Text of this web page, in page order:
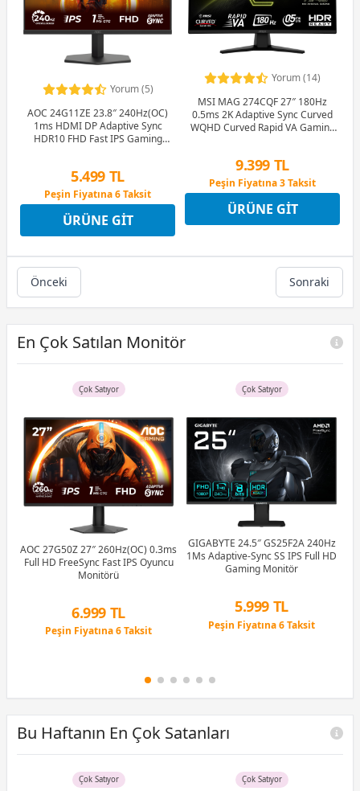
Yorum (5)
AOC 24G11ZE 23.8″ 240Hz(OC)
1ms HDMI DP Adaptive Sync
HDR10 FHD Fast IPS Gaming
5.499 TL
Peşin Fiyatına 6 Taksit
12 Ay x 647 TL taksitle
Peşin Fiyatına 6 Taksit
ÜRÜNE GIT
Yorum (14)
MSI MAG 274CQF 27″ 180Hz
0.5ms 2K Adaptive Sync Curved
WQHD Curved Rapid VA Gaming
9.399 TL
Peşin Fiyatına 3 Taksit
12 Ay x 1.106 TL taksitle
Peşin Fiyatına 3 Taksit
ÜRÜNE GIT
Önceki Sonraki
En Çok Satılan Monitör
Çok Satıyor
AOC 27G50Z 27″ 260Hz(OC) 0.3ms
Full HD FreeSync Fast IPS Oyuncu
Monitörü
6.999 TL
Peşin Fiyatına 6 Taksit
Çok Satıyor
GIGABYTE 24.5″ GS25F2A 240Hz
1Ms Adaptive-Sync SS IPS Full HD
Gaming Monitör
5.999 TL
Peşin Fiyatına 6 Taksit
Bu Haftanın En Çok Satanları
Çok Satıyor Çok Satıyor